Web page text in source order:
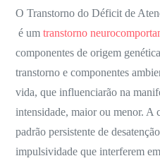
OTranstorno do Déficit de
é umtranstorno
componentes de origem
transtorno e componentes
vida, que influenciarão na
intensidade, maior ou menor.
padrão persistente de
impulsividade que interferem